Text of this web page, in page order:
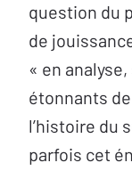
question du
de
« en
étonnants
l’histoire du
parfois cet